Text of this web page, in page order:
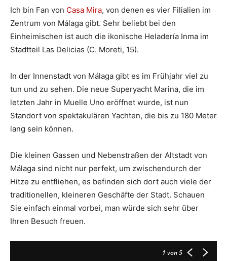
Ich bin Fan von Casa Mira, von denen es vier Filialien im
Zentrum von Málaga gibt. Sehr beliebt bei den
Einheimischen ist auch die ikonische Heladería Inma im
Stadtteil Las Delicias (C. Moreti, 15).
In der Innenstadt von Málaga gibt es im Frühjahr viel zu
tun und zu sehen. Die neue Superyacht Marina, die im
letzten Jahr in Muelle Uno eröffnet wurde, ist nun
Standort von spektakulären Yachten, die bis zu 180 Meter
lang sein können.
Die kleinen Gassen und Nebenstraßen der Altstadt von
Málaga sind nicht nur perfekt, um zwischendurch der
Hitze zu entfliehen, es befinden sich dort auch viele der
traditionellen, kleineren Geschäfte der Stadt. Schauen
Sie einfach einmal vorbei, man würde sich sehr über
Ihren Besuch freuen.
1 von 5